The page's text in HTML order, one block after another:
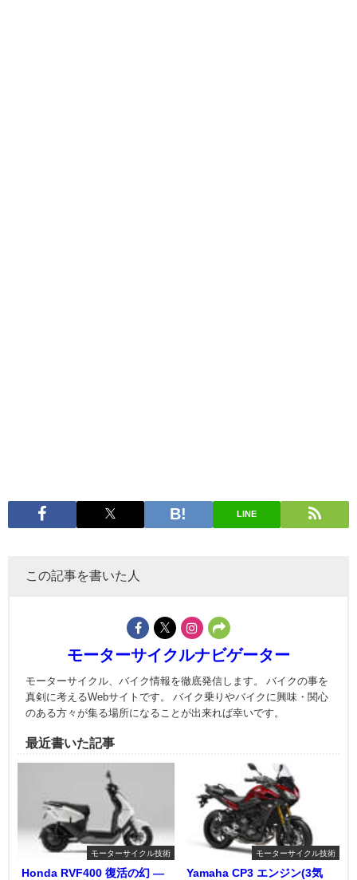
LINE
この記事を書いた人
モーターサイクルナビゲーター
モーターサイクル、バイク情報を徹底発信します。 バイクの事を
真剣に考えるWebサイトです。 バイク乗りやバイクに興味・関心
のある方々が集る場所になることが出来れば幸いです。
最近書いた記事
モーターサイクル技術
Honda RVF400 復活の幻 ―
モーターサイクル技術
Yamaha CP3 エンジン(3気